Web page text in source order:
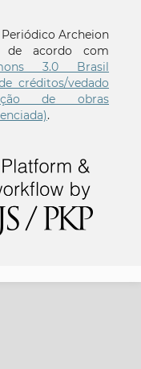
Archeion
de acordo com
3.0 Brasil
créditos/vedado
de obras
.